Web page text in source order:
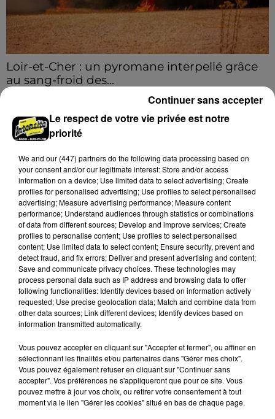
Loir-et-Cher : un pyromane interpellé grâce
au sang-froid des...
Samedi 25 juillet, plus d'une dizaine de feux de
champs et de sous-bois ont été déclenchés dans le
secteur de Fontaine-les-Côteaux, Montoire et Lunay.
Grâce...
A LA UNE
Loir-et-Cher : un pyromane interpellé grâce
au sang-froid des...
Samedi 25 juillet, plus d'une dizaine de feux de
champs et de sous-bois ont été déclenchés dans le
secteur de Fontaine-les-Côteaux, Montoire et Lunay.
Grâce...
LE GRAND FORMAT Voir plus
Le respect de votre vie privée est notre
priorité
We and our (447) partnersdo the following data processing based on
your consent and/or our legitimate interest: Store and/or access
information on a device; Use limited data to select advertising; Create
profiles for personalised advertising; Use profiles to select personalised
advertising; Measure advertising performance; Measure content
performance; Understand audiences through statistics or combinations
of data from different sources; Develop and improve services; Create
profiles to personalise content; Use profiles to select personalised
content; Use limited data to select content; Ensure security, prevent and
detect fraud, and fix errors; Deliver and present advertising and content;
Save and communicate privacy choices. These technologies may
process personal data such as IP address and browsing data to offer
following functionalities: Identify devices based on information actively
requested; Use precise geolocation data; Match and combine data from
other data sources; Link different devices; Identify devices based on
information transmitted automatically.
Vous pouvez accepter en cliquant sur "Accepter et fermer", ou affiner en
sélectionnant les finalités et/ou partenaires dans "Gérer mes choix".
Vous pouvez également refuser en cliquant sur "Continuer sans
accepter". Vos préférences ne s'appliqueront que pour ce site. Vous
pouvez mettre à jour vos choix, ou retirer votre consentement à tout
moment via le lien "Gérer les cookies" situé en bas de chaque page.
Continuer sans accepter